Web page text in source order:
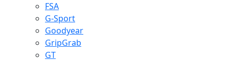
FSA
G-Sport
Goodyear
GripGrab
GT